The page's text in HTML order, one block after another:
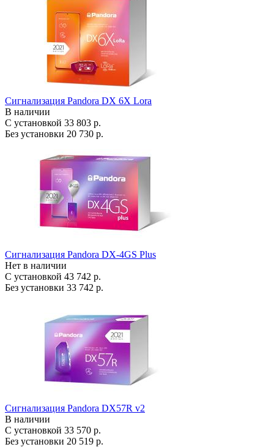
Сигнализация Pandora DX 6X Lora
В наличии
С установкой 33 803 р.
Без установки 20 730 р.
Сигнализация Pandora DX-4GS Plus
Нет в наличии
С установкой 43 742 р.
Без установки 33 742 р.
Сигнализация Pandora DX57R v2
В наличии
С установкой 33 570 р.
Без установки 20 519 р.